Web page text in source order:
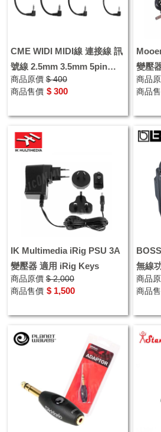
CME WIDI MIDI線 連接線 訊
號線 2.5mm 3.5mm 5pin
6.3mm
商品原價 $ 400
商品售價 $ 300
變壓
負
商品
商品
IK Multimedia iRig PSU 3A
變壓器 適用 iRig Keys
商品原價 $ 2,000
商品售價 $ 1,500
無線
商品
商品